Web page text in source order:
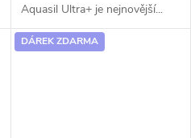
Aquasil Ultra+ je nejnovější...
DÁREK ZDARMA